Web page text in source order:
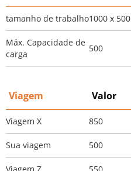
tamanho de trabalho1000 x 500
Máx. Capacidade de
carga
500
Viagem Valor
Viagem X 850
Sua viagem 500